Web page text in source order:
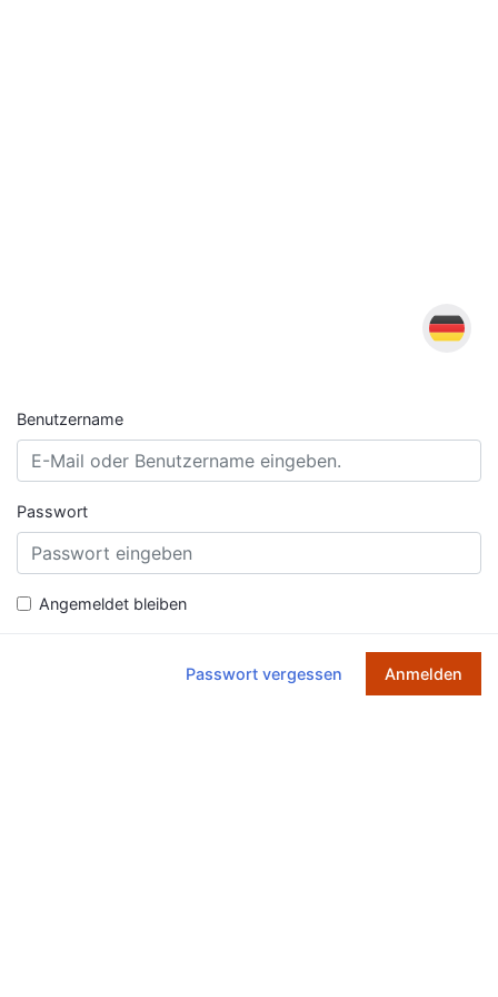
Benutzername
Passwort
Angemeldet bleiben
Passwort vergessen Anmelden